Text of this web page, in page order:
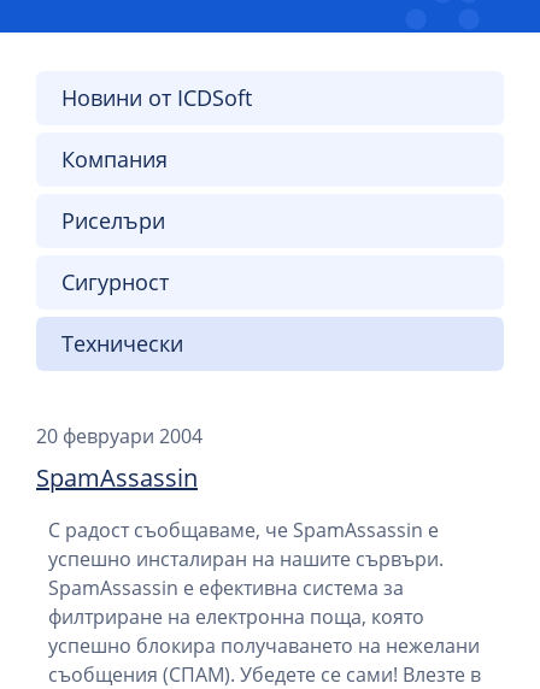
Новини от ICDSoft
Компания
Риселъри
Сигурност
Технически
20 февруари 2004
SpamAssassin
С радост съобщаваме, че SpamAssassin е
успешно инсталиран на нашите сървъри.
SpamAssassin е ефективна система за
филтриране на електронна поща, която
успешно блокира получаването на нежелани
съобщения (СПАМ). Убедете се сами! Влезте в